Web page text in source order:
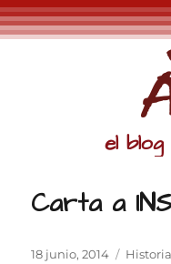
el blog
Carta a
Publicado
18 junio, 2014